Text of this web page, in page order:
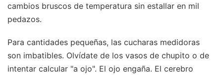
cambios bruscos de temperatura sin estallar en mil
pedazos.
Para cantidades pequeñas, las cucharas medidoras
son imbatibles. Olvídate de los vasos de chupito o de
intentar calcular "a ojo". El ojo engaña. El cerebro